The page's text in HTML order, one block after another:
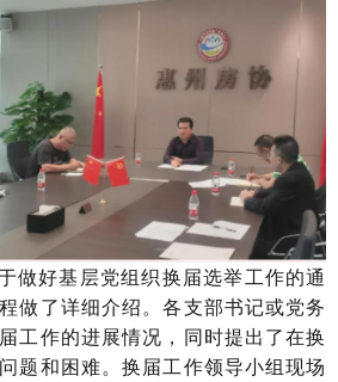
做好基层党组织换届选举工作的通
做了详细介绍。各支部书记或党务
工作的进展情况，同时提出了在换
题和困难。换届工作领导小组现场